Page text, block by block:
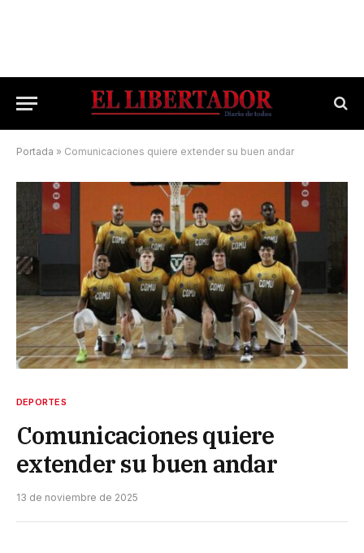
Portada » Comunicaciones quiere extender su buen andar
DEPORTES
Comunicaciones quiere
extender su buen andar
13 de noviembre de 2025